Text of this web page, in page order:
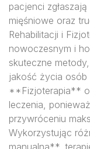
pacjenci
mięśniowe oraz
Rehabilitacji i
nowoczesnym i
skuteczne
jakość życia osób
**Fizjoterapia**
leczenia,
przywróceniu
Wykorzystując
manualna**,